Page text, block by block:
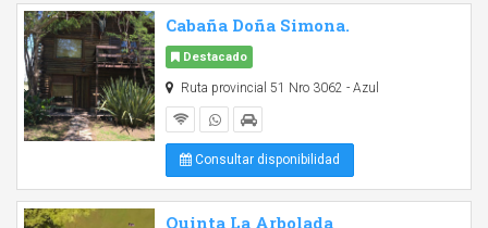
Cabaña Doña Simona.
Destacado
Ruta provincial 51 Nro 3062 - Azul
Consultar disponibilidad
Quinta La Arbolada